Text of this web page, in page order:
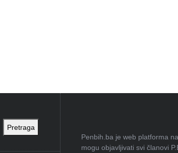
Pretraga
Penbih.ba je web platforma
mogu objavljivati svi članovi